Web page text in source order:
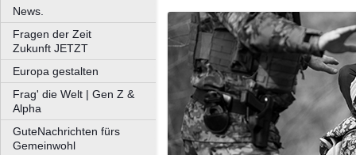
News.
Fragen der Zeit
Zukunft JETZT
Europa gestalten
Frag' die Welt | Gen Z &
Alpha
GuteNachrichten fürs
Gemeinwohl